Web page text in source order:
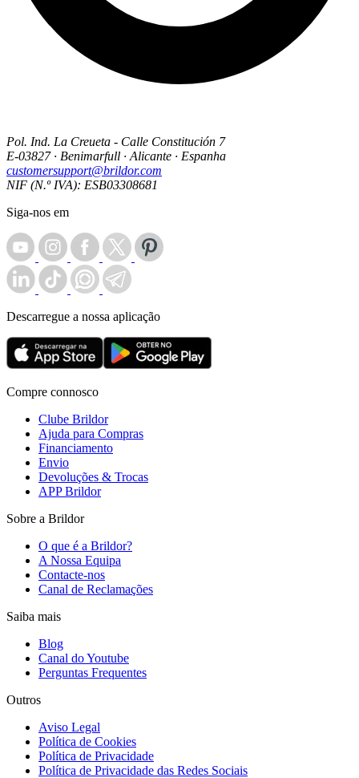
Pol. Ind. La Creueta - Calle Constitución 7
E-03827 · Benimarfull · Alicante · Espanha
customersupport@brildor.com
NIF (N.º IVA): ESB03308681
Siga-nos em
Descarregue a nossa aplicação
Compre connosco
Clube Brildor
Ajuda para Compras
Financiamento
Envio
Devoluções & Trocas
APP Brildor
Sobre a Brildor
O que é a Brildor?
A Nossa Equipa
Contacte-nos
Canal de Reclamações
Saiba mais
Blog
Canal do Youtube
Perguntas Frequentes
Outros
Aviso Legal
Política de Cookies
Política de Privacidade
Política de Privacidade das Redes Sociais